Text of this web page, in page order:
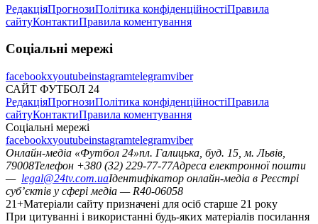
РедакціяПрогнозиПолітика конфіденційностіПравила
сайтуКонтактиПравила коментування
Соціальні мережі
facebookxyoutubeinstagramtelegramviber
САЙТ ФУТБОЛ 24
РедакціяПрогнозиПолітика конфіденційностіПравила
сайтуКонтактиПравила коментування
Соціальні мережі
facebookxyoutubeinstagramtelegramviber
Онлайн-медіа «Футбол 24»пл. Галицька, буд. 15, м. Львів,
79008Телефон +380 (32) 229-77-77Адреса електронної пошти
— legal@24tv.com.uaІдентифікатор онлайн-медіа в Реєстрі
суб’єктів у сфері медіа — R40-06058
21+Матеріали сайту призначені для осіб старше 21 року
При цитуванні і використанні будь-яких матеріалів посилання